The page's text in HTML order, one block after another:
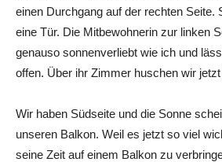
einen Durchgang auf der rechten Seite.
eine Tür. Die Mitbewohnerin zur linken
genauso sonnenverliebt wie ich und
offen. Über ihr Zimmer huschen wir
Wir haben Südseite und die Sonne
unseren Balkon. Weil es jetzt so viel
seine Zeit auf einem Balkon zu